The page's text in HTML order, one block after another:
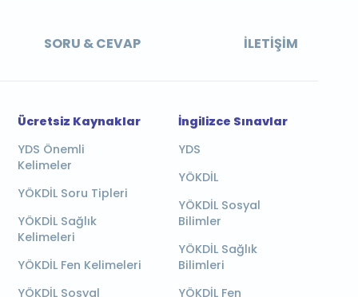
SORU & CEVAP İLETIŞIM
Ücretsiz Kaynaklar
YDS Önemli
Kelimeler
YÖKDİL Soru Tipleri
YÖKDİL Sağlık
Kelimeleri
YÖKDİL Fen Kelimeleri
YÖKDİL Sosyal
İngilizce Sınavlar
YDS
YÖKDİL
YÖKDİL Sosyal
Bilimler
YÖKDİL Sağlık
Bilimleri
YÖKDİL Fen